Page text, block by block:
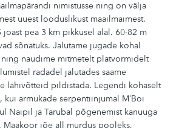
nimistusse ning on välja
uuest looduslikust maailmaimest.
joast pea 3 km pikkusel alal. 60-82 m
sõnatuks. Jalutame jugade kohal
naudime mitmetelt platvormidelt
radadel jalutades saame
lähivõtteid pildistada. Legendi kohaselt
kui armukade serpentiinjumal M’Boi
Naipil ja Tarubal põgenemist kanuuga
Maakoor jõe all murdus pooleks,